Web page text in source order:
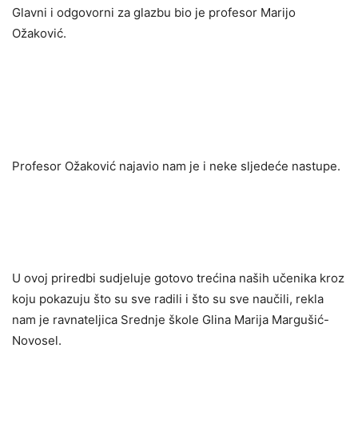
Glavni i odgovorni za glazbu bio je profesor Marijo
Ožaković.
Profesor Ožaković najavio nam je i neke sljedeće nastupe.
U ovoj priredbi sudjeluje gotovo trećina naših učenika kroz
koju pokazuju što su sve radili i što su sve naučili, rekla
nam je ravnateljica Srednje škole Glina Marija Margušić-
Novosel.